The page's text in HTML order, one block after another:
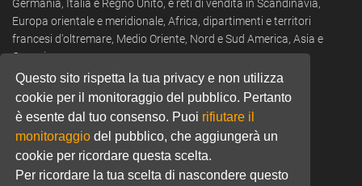
Questo sito rispetta la tua privacy e non utilizza
cookie per il monitoraggio del pubblico. Pertanto
è esente dal tuo consenso. Puoi rifiutare il
monitoraggio del pubblico, che aggiungerà un
cookie per ricordare questa scelta.
Per ricordare la tua scelta di nascondere questo
Germania, Italia e Regno Unito, e reti di vendita in Scandinavia,
Europa orientale e meridionale, Africa, dipartimenti e territori
francesi d'oltremare, Medio Oriente, Nord e Sud America, Asia e
Oceania.
+39 0322 53 94 50
Email:commercial@jallatte.fr
Website:www.jallatte.fr